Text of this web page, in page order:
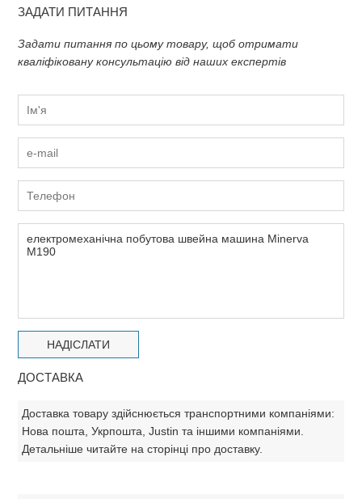
ЗАДАТИ ПИТАННЯ
Задати питання по цьому товару, щоб отримати
кваліфіковану консультацію від наших експертів
ДОСТАВКА
Доставка товару здійснюється транспортними компаніями:
Нова пошта, Укрпошта, Justin та іншими компаніями.
Детальніше читайте на сторінці про доставку.